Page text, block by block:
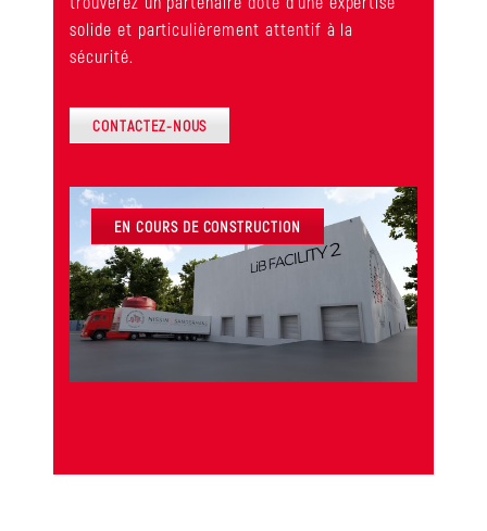
solide et particulièrement attentif à la
sécurité.
CONTACTEZ-NOUS
EN COURS DE CONSTRUCTION